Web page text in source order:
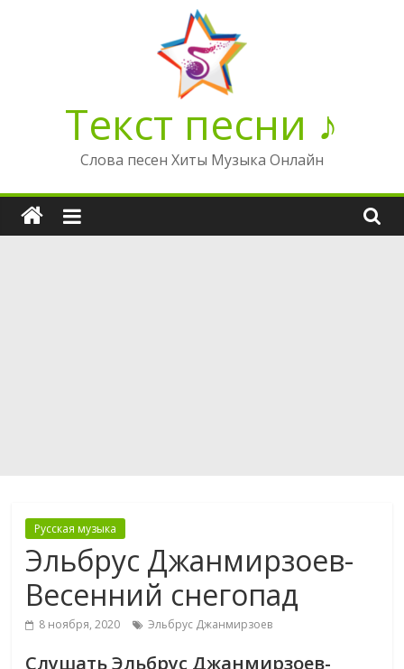
Текст песни ♪
Слова песен Хиты Музыка Онлайн
Русская музыка
Эльбрус Джанмирзоев-
Весенний снегопад
8 ноября, 2020 Эльбрус Джанмирзоев
Слушать Эльбрус Джанмирзоев-